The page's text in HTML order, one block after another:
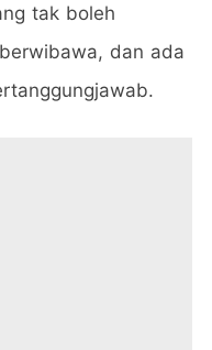
tak boleh
dan ada